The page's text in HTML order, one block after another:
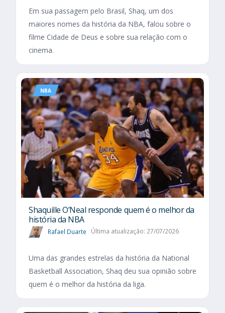
Em sua passagem pelo Brasil, Shaq, um dos
maiores nomes da história da NBA, falou sobre o
filme Cidade de Deus e sobre sua relação com o
cinema.
NBA
Shaquille O’Neal responde quem é o melhor da
história da NBA
Rafael Duarte Última atualização: 27/07/2026
Uma das grandes estrelas da história da National
Basketball Association, Shaq deu sua opinião sobre
quem é o melhor da história da liga.